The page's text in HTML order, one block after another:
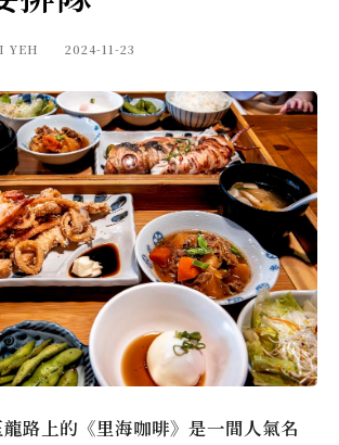
YEH 2024-11-23
路上的《里海咖啡》是一間人氣名